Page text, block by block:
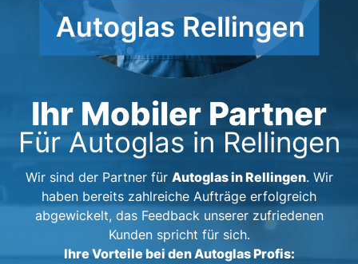
Ihr Mobiler Partner
Für Autoglas in Rellingen
Wir sind der Partner für Autoglas in Rellingen. Wir
haben bereits zahlreiche Aufträge erfolgreich
abgewickelt, das Feedback unserer zufriedenen
Kunden spricht für sich.
Ihre Vorteile bei den Autoglas Profis: